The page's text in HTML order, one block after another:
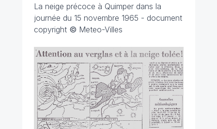
La neige précoce à Quimper dans la
journée du 15 novembre 1965 - document
copyright © Meteo-Villes